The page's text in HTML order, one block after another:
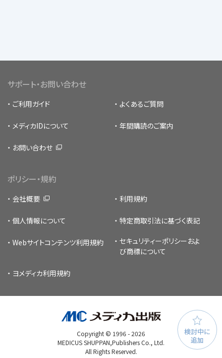
検討中に
追加
サポート・お問い合わせ
ご利用ガイド よくあるご質問
メディカIDについて 年間購読のご案内
お問い合わせ
ポリシー・規約
会社概要 利用規約
個人情報について 特定商取引法に基づく表記
Webサイトコンテンツ利用規約 セキュリティーポリシー およ
び商標について
ヨメディカ利用規約
Copyright © 1996 -2026
MEDICUS SHUPPAN,Publishers Co., Ltd.
All Rights Reserved.